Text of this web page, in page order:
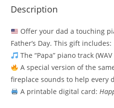
Description
Offer your dad a touching
Father’s Day. This gift includes:
The “Papa” piano track
A special version of the
fireplace sounds to help every
A printable digital card: